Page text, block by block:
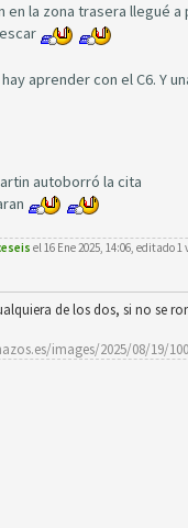
en la zona trasera llegué
aprender con el C6. Y
autoborró la cita
el 16 Ene 2025, 14:06, editado
de los dos, si no se
images/2025/08/19/